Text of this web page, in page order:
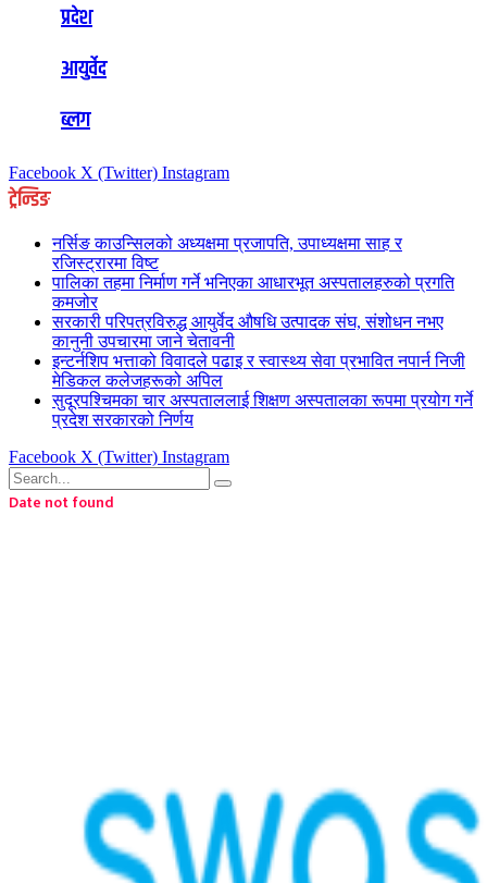
प्रदेश
आयुर्वेद
ब्लग
Facebook X (Twitter) Instagram
ट्रेन्डिङ
नर्सिङ काउन्सिलको अध्यक्षमा प्रजापति, उपाध्यक्षमा साह र
रजिस्ट्रारमा विष्ट
पालिका तहमा निर्माण गर्ने भनिएका आधारभूत अस्पतालहरुको प्रगति
कमजोर
सरकारी परिपत्रविरुद्ध आयुर्वेद औषधि उत्पादक संघ, संशोधन नभए
कानुनी उपचारमा जाने चेतावनी
इन्टर्नशिप भत्ताको विवादले पढाइ र स्वास्थ्य सेवा प्रभावित नपार्न निजी
मेडिकल कलेजहरूको अपिल
सुदूरपश्चिमका चार अस्पताललाई शिक्षण अस्पतालका रूपमा प्रयोग गर्ने
प्रदेश सरकारको निर्णय
Facebook X (Twitter) Instagram
Date not found